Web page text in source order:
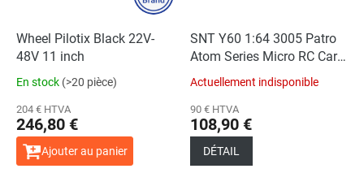
Wheel Pilotix Black 22V-
48V 11 inch
En stock (>20 pièce)
204 € HTVA
246,80 €
Ajouter au panier
SNT Y60 1:64 3005 Patro
Atom Series Micro RC Car
Green (Car+RC)
Actuellement indisponible
90 € HTVA
108,90 €
DÉTAIL